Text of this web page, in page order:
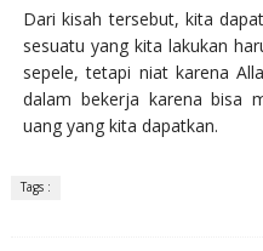
Dari kisah tersebut, kita
sesuatu yang kita lakukan
sepele, tetapi niat karena
dalam bekerja karena bisa
uang yang kita dapatkan.
Tags :